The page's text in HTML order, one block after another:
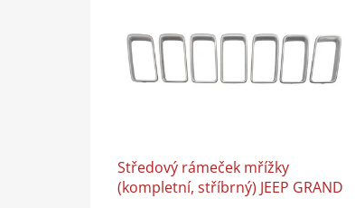
Středový rámeček mřížky
(kompletní, stříbrný) JEEP GRAND